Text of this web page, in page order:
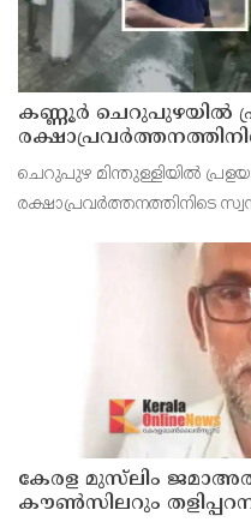
കണ്ണൂർ ചെറുപുഴയിൽ
രാജേഷിൻ്റെ ഭൗതിക
കാണിച്ചതായി
ചെറുപുഴ മിന്തുള്ളിയിൽ
രക്ഷാപ്രവർത്തനത്തിനിടെ
മൃതദേഹം തിരുവനന്തപുരത്തെ
കേരള മുസ്‌ലിം
കൗൺസിലറും